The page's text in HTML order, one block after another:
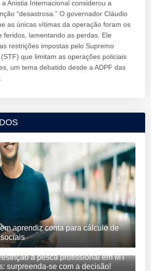
Anistia Internacional considerou a
“desastrosa.” O governador Cláudio
as únicas vítimas da operação foram os
feridos, lamentando as perdas. Ele
restrições impostas pelo Supremo
que limitam as operações policiais
um tema debatido desde a ADPF das
aprendiz conta para cálculo de
à pesca profissional em MT
surpreenda-se com a decisão!